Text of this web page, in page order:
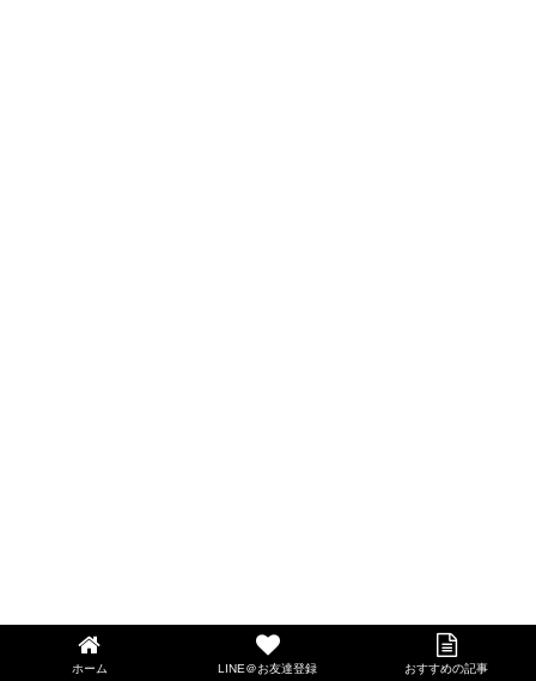
ホーム LINE＠お友達登録 おすすめの記事
LINE@